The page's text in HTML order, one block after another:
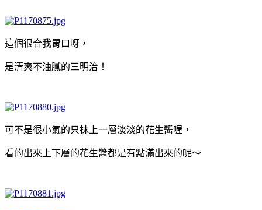
這個很合我胃口呀，
是清爽不油膩的三明治！
可不是很小氣的只抹上一層淡淡的花生醬喔，
看的出來上下層的花生醬都是有點滿出來的呢～